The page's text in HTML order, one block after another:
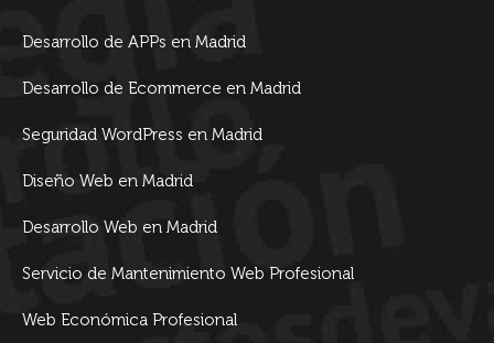
Desarrollo de APPs en Madrid
Desarrollo de Ecommerce en Madrid
Seguridad WordPress en Madrid
Diseño Web en Madrid
Desarrollo Web en Madrid
Servicio de Mantenimiento Web Profesional
Web Económica Profesional